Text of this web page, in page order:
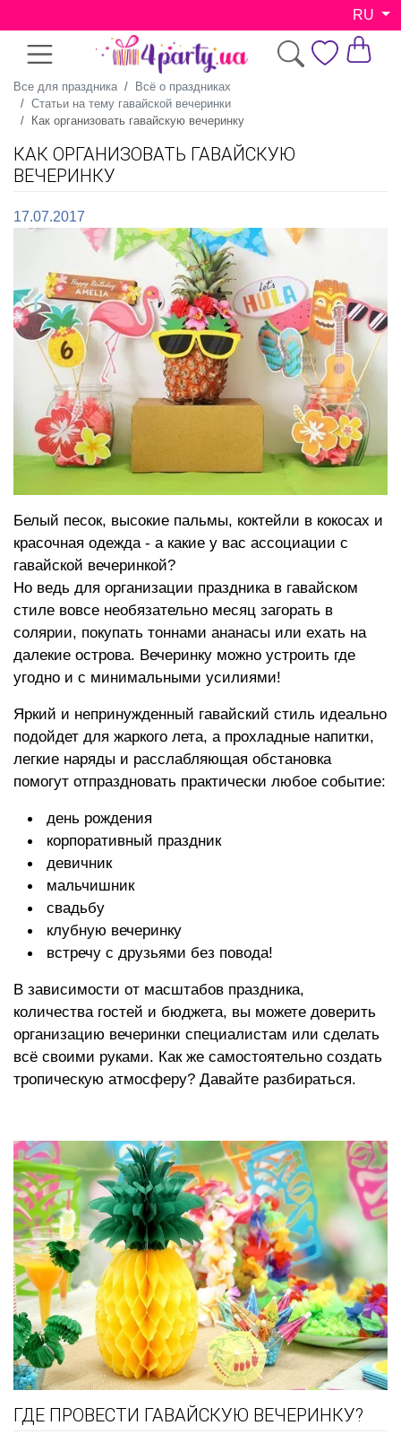
RU
Все для праздника
Всё о праздниках
Статьи на тему гавайской вечеринки
Как организовать гавайскую вечеринку
КАК ОРГАНИЗОВАТЬ ГАВАЙСКУЮ
ВЕЧЕРИНКУ
17.07.2017
Белый песок, высокие пальмы, коктейли в кокосах и
красочная одежда - а какие у вас ассоциации с
гавайской вечеринкой?
Но ведь для организации праздника в гавайском
стиле вовсе необязательно месяц загорать в
солярии, покупать тоннами ананасы или ехать на
далекие острова. Вечеринку можно устроить где
угодно и с минимальными усилиями!
Яркий и непринужденный гавайский стиль идеально
подойдет для жаркого лета, а прохладные напитки,
легкие наряды и расслабляющая обстановка
помогут отпраздновать практически любое событие:
день рождения
корпоративный праздник
девичник
мальчишник
свадьбу
клубную вечеринку
встречу с друзьями без повода!
В зависимости от масштабов праздника,
количества гостей и бюджета, вы можете доверить
организацию вечеринки специалистам или сделать
всё своими руками. Как же самостоятельно создать
тропическую атмосферу? Давайте разбираться.
ГДЕ ПРОВЕСТИ ГАВАЙСКУЮ ВЕЧЕРИНКУ?